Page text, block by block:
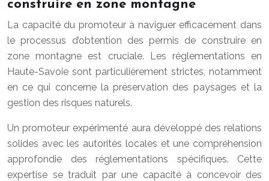
construire en zone montagne
La capacité du promoteur à naviguer efficacement dans
le processus d’obtention des permis de construire en
zone montagne est cruciale. Les réglementations en
Haute-Savoie sont particulièrement strictes, notamment
en ce qui concerne la préservation des paysages et la
gestion des risques naturels.
Un promoteur expérimenté aura développé des relations
solides avec les autorités locales et une compréhension
approfondie des réglementations spécifiques. Cette
expertise se traduit par une capacité à concevoir des